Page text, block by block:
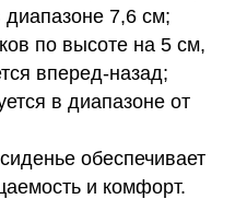
диапазоне 7,6 см;
по высоте на 5 см,
вперед-назад;
в диапазоне от
обеспечивает
и комфорт.